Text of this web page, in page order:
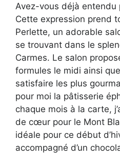
Avez-vous déjà entendu
Cette expression prend
Perlette, un adorable
se trouvant dans le
Carmes. Le salon
formules le midi ainsi
satisfaire les plus
pour moi la pâtisserie
chaque mois à la carte,
de cœur pour le Mont
idéale pour ce début
accompagné d’un